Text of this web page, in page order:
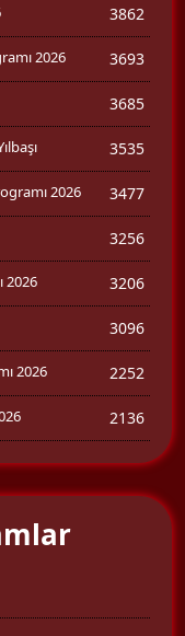
3862
2026 3693
3685
3535
2026 3477
3256
2026 3206
3096
2026 2252
2136